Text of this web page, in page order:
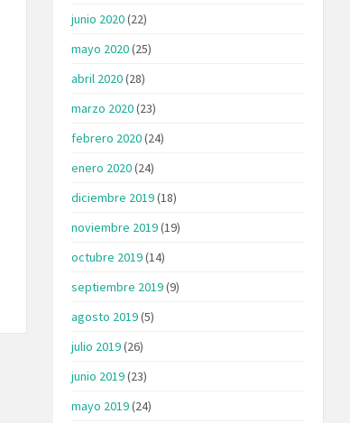
junio 2020(22)
mayo 2020(25)
abril 2020(28)
marzo 2020(23)
febrero 2020(24)
enero 2020(24)
diciembre 2019(18)
noviembre 2019(19)
octubre 2019(14)
septiembre 2019(9)
agosto 2019(5)
julio 2019(26)
junio 2019(23)
mayo 2019(24)